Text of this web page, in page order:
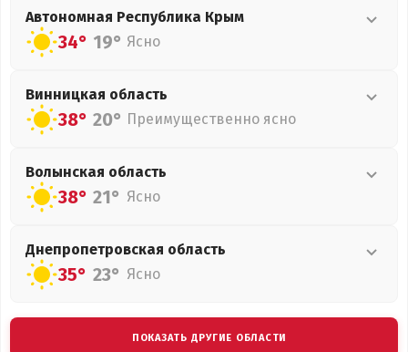
Автономная Республика Крым
34° 19° Ясно
Винницкая область
38° 20° Преимущественно ясно
Волынская область
38° 21° Ясно
Днепропетровская область
35° 23° Ясно
ПОКАЗАТЬ ДРУГИЕ ОБЛАСТИ